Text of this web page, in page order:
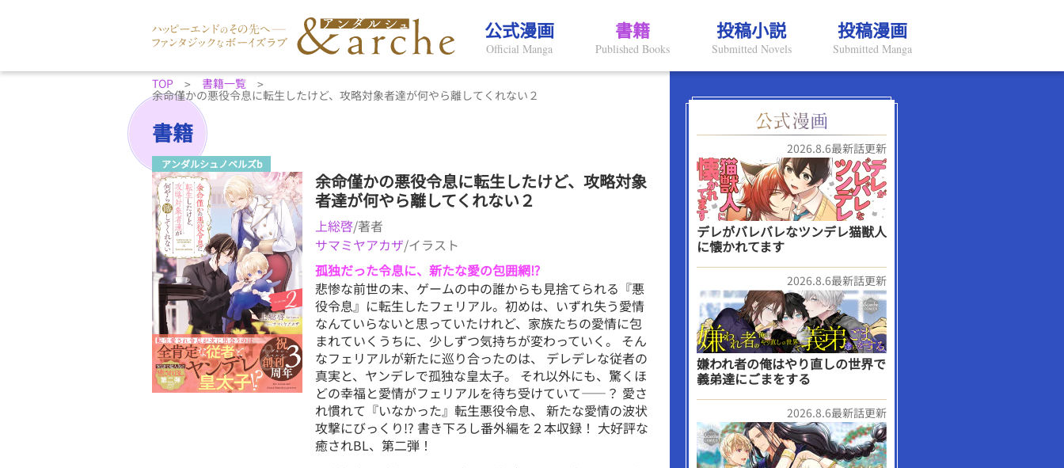
公式漫画
Official Manga
書籍
Published Books
投稿小説
Submitted Novels
投稿漫画
Submitted Manga
TOP 書籍一覧
余命僅かの悪役令息に転生したけど、攻略対象者達が何やら離してくれない２
書籍
アンダルシュノベルズb
余命僅かの悪役令息に転生したけど、攻略対象
者達が何やら離してくれない２
上総啓/著者
サマミヤアカザ/イラスト
孤独だった令息に、新たな愛の包囲網⁉
悲惨な前世の末、ゲームの中の誰からも見捨てられる『悪
役令息』に転生したフェリアル。初めは、いずれ失う愛情
なんていらないと思っていたけれど、家族たちの愛情に包
まれていくうちに、少しずつ気持ちが変わっていく。 そん
なフェリアルが新たに巡り合ったのは、 デレデレな従者の
真実と、ヤンデレで孤独な皇太子。 それ以外にも、驚くほ
どの幸福と愛情がフェリアルを待ち受けていて――？ 愛さ
れ慣れて『いなかった』転生悪役令息、 新たな愛情の波状
攻撃にびっくり!? 書き下ろし番外編を２本収録！ 大好評な
癒されBL、第二弾！
2026.8.6最新話更新
デレがバレバレなツンデレ猫獣人
に懐かれてます
2026.8.6最新話更新
嫌われ者の俺はやり直しの世界で
義弟達にごまをする
2026.8.6最新話更新